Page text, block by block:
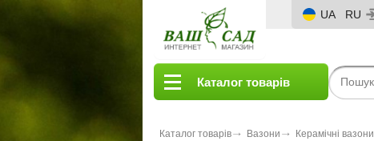
UA RU
Каталог товарів
Каталог товарів Вазони Керамічні вазони